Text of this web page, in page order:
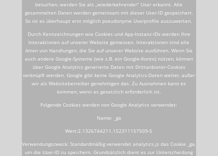
besuchen, werden Sie als „wiederkehrender“ User erkannt. Alle
gesammelten Daten werden gemeinsam mit dieser User-ID gespeichert.
So ist es überhaupt erst möglich pseudonyme Userprofile auszuwerten.
Durch Kennzeichnungen wie Cookies und App-Instanz-IDs werden Ihre
Interaktionen auf unserer Website gemessen. Interaktionen sind alle
Arten von Handlungen, die Sie auf unserer Website ausführen. Wenn Sie
auch andere Google-Systeme (wie z.B. ein Google-Konto) nützen, können
über Google Analytics generierte Daten mit Drittanbieter-Cookies
verknüpft werden. Google gibt keine Google Analytics-Daten weiter, außer
wir als Websitebetreiber genehmigen das. Zu Ausnahmen kann es
kommen, wenn es gesetzlich erforderlich ist.
Folgende Cookies werden von Google Analytics verwendet:
Name: _ga
Wert:2.1326744211.152311157509-5
Verwendungszweck: Standardmäßig verwendet analytics.js das Cookie _ga,
um die User-ID zu speichern. Grundsätzlich dient es zur Unterscheidung